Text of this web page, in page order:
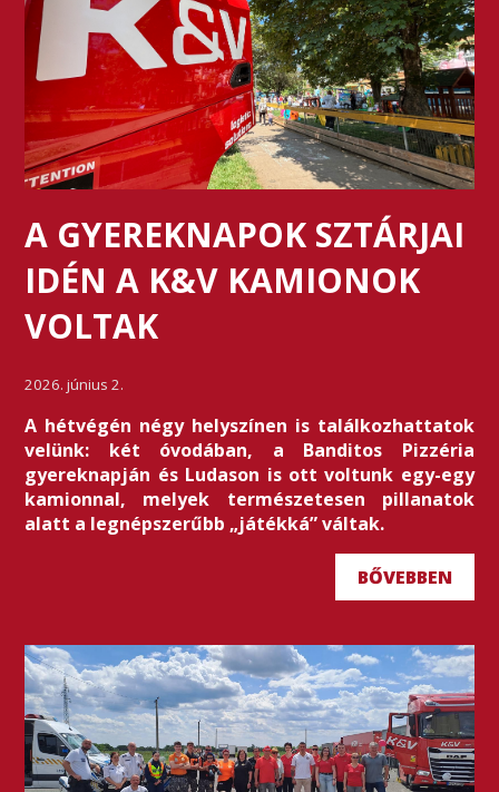
A GYEREKNAPOK SZTÁRJAI
IDÉN A K&V KAMIONOK
VOLTAK
2026. június 2.
A hétvégén négy helyszínen is találkozhattatok
velünk: két óvodában, a Banditos Pizzéria
gyereknapján és Ludason is ott voltunk egy-egy
kamionnal, melyek természetesen pillanatok
alatt a legnépszerűbb „játékká” váltak.
BŐVEBBEN